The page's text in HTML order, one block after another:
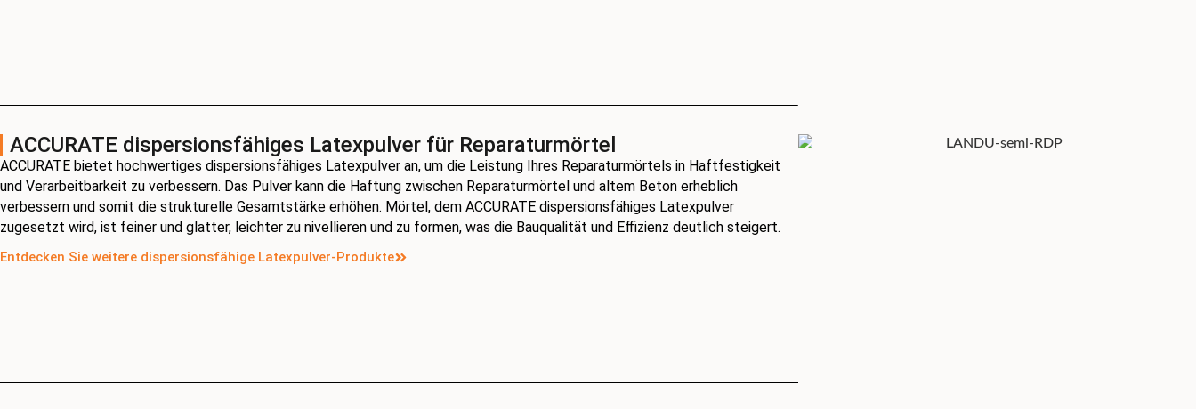
ACCURATE dispersionsfähiges Latexpulver für Reparaturmörtel
ACCURATE bietet hochwertiges dispersionsfähiges Latexpulver an, um die Leistung Ihres Reparaturmörtels in Haftfestigkeit
und Verarbeitbarkeit zu verbessern. Das Pulver kann die Haftung zwischen Reparaturmörtel und altem Beton erheblich
verbessern und somit die strukturelle Gesamtstärke erhöhen. Mörtel, dem ACCURATE dispersionsfähiges Latexpulver
zugesetzt wird, ist feiner und glatter, leichter zu nivellieren und zu formen, was die Bauqualität und Effizienz deutlich steigert.
Entdecken Sie weitere dispersionsfähige Latexpulver-Produkte